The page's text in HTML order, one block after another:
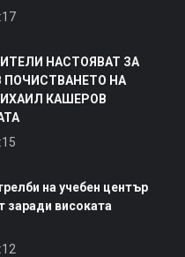
НАСТОЯВАТ ЗА
НА
КАШЕРОВ
на учебен център
заради високата